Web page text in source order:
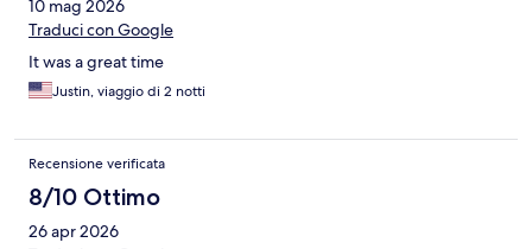
10 mag 2026
Traduci con Google
It was a great time
Justin, viaggio di 2 notti
Recensione verificata
8/10 Ottimo
26 apr 2026